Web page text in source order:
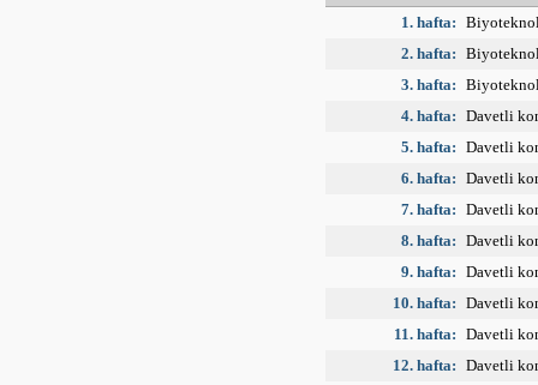
1. hafta:
2. hafta:
3. hafta:
4. hafta: Davetli
5. hafta: Davetli
6. hafta: Davetli
7. hafta: Davetli
8. hafta: Davetli
9. hafta: Davetli
10. hafta: Davetli
11. hafta: Davetli
12. hafta: Davetli